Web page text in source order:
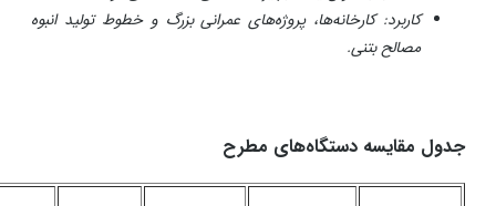
کاربرد: کارخانه‌ها، پروژه‌های عمرانی بزرگ و خطوط تولید انبوه
مصالح بتنی.
جدول مقایسه دستگاه‌های مطرح